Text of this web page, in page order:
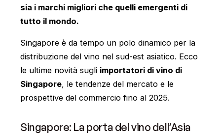
sia i marchi migliori che quelli emergenti di
tutto il mondo.
Singapore è da tempo un polo dinamico per la
distribuzione del vino nel sud-est asiatico. Ecco
le ultime novità sugli importatori di vino di
Singapore, le tendenze del mercato e le
prospettive del commercio fino al 2025.
Singapore: La porta del vino dell’Asia